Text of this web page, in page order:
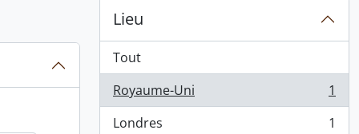
Lieu
Tout
Royaume-Uni
, 1 résultats
1
Londres
1